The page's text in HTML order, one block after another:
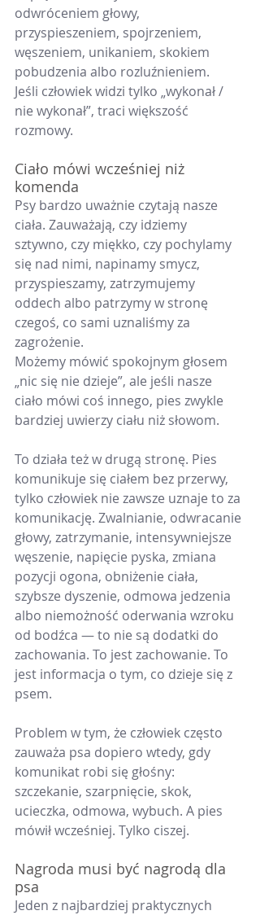
odwróceniem głowy,
przyspieszeniem, spojrzeniem,
węszeniem, unikaniem, skokiem
pobudzenia albo rozluźnieniem.
Jeśli człowiek widzi tylko „wykonał /
nie wykonał”, traci większość
rozmowy.
Ciało mówi wcześniej niż
komenda
Psy bardzo uważnie czytają nasze
ciała. Zauważają, czy idziemy
sztywno, czy miękko, czy pochylamy
się nad nimi, napinamy smycz,
przyspieszamy, zatrzymujemy
oddech albo patrzymy w stronę
czegoś, co sami uznaliśmy za
zagrożenie.
Możemy mówić spokojnym głosem
„nic się nie dzieje”, ale jeśli nasze
ciało mówi coś innego, pies zwykle
bardziej uwierzy ciału niż słowom.
To działa też w drugą stronę. Pies
komunikuje się ciałem bez przerwy,
tylko człowiek nie zawsze uznaje to za
komunikację. Zwalnianie, odwracanie
głowy, zatrzymanie, intensywniejsze
węszenie, napięcie pyska, zmiana
pozycji ogona, obniżenie ciała,
szybsze dyszenie, odmowa jedzenia
albo niemożność oderwania wzroku
od bodźca — to nie są dodatki do
zachowania. To jest zachowanie. To
jest informacja o tym, co dzieje się z
psem.
Problem w tym, że człowiek często
zauważa psa dopiero wtedy, gdy
komunikat robi się głośny:
szczekanie, szarpnięcie, skok,
ucieczka, odmowa, wybuch. A pies
mówił wcześniej. Tylko ciszej.
Nagroda musi być nagrodą dla
psa
Jeden z najbardziej praktycznych